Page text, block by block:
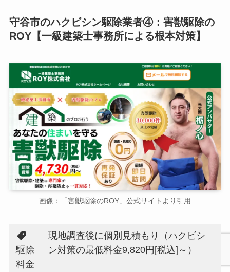
守谷市のハクビシン駆除業者④：害獣駆除の
ROY【一級建築士事務所による根本対策】
画像：「害獣駆除のROY」公式サイトより引用
駆除
料金
現地調査後に個別見積もり（ハクビシ
ン対策の最低料金9,820円[税込]～）